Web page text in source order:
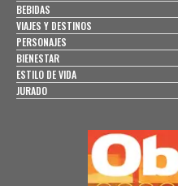
BEBIDAS
VIAJES Y DESTINOS
PERSONAJES
BIENESTAR
ESTILO DE VIDA
JURADO